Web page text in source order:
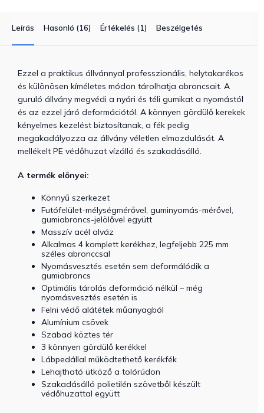
Leírás Hasonló (16) Értékelés (1) Beszélgetés
Ezzel a praktikus állvánnyal professzionális, helytakarékos
és különösen kíméletes módon tárolhatja abroncsait. A
guruló állvány megvédi a nyári és téli gumikat a nyomástól
és az ezzel járó deformációtól. A könnyen gördülő kerekek
kényelmes kezelést biztosítanak, a fék pedig
megakadályozza az állvány véletlen elmozdulását. A
mellékelt PE védőhuzat vízálló és szakadásálló.
A termék előnyei:
Könnyű szerkezet
Futófelület-mélységmérővel, guminyomás-mérővel,
gumiabroncs-jelölővel együtt
Masszív acél alváz
Alkalmas 4 komplett kerékhez, legfeljebb 225 mm
széles abronccsal
Nyomásvesztés esetén sem deformálódik a
gumiabroncs
Optimális tárolás deformáció nélkül – még
nyomásvesztés esetén is
Felni védő alátétek műanyagból
Alumínium csövek
Szabad köztes tér
3 könnyen gördülő kerékkel
Lábpedállal működtethető kerékfék
Lehajtható ütköző a tolórúdon
Szakadásálló polietilén szövetből készült
védőhuzattal együtt